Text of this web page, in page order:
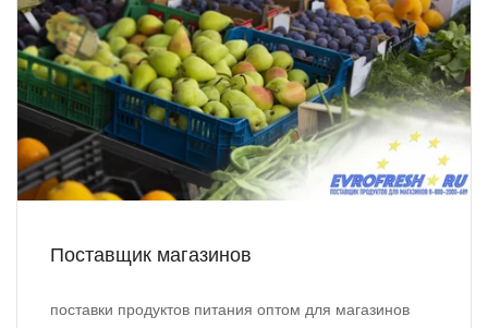
Поставщик магазинов
поставки продуктов питания оптом для магазинов